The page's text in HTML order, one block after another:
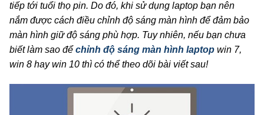
tiếp tới tuổi thọ pin. Do đó, khi sử dụng laptop bạn nên
nắm được cách điều chỉnh độ sáng màn hình để đảm bảo
màn hình giữ độ sáng phù hợp. Tuy nhiên, nếu bạn chưa
biết làm sao đểchỉnh độ sáng màn hình laptop win 7,
win 8 hay win 10 thì có thể theo dõi bài viết sau!